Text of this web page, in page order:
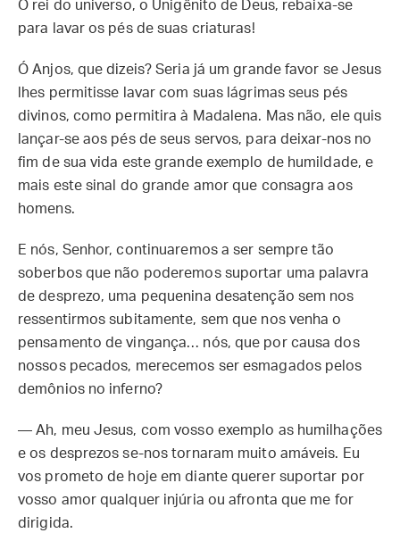
O rei do universo, o Unigênito de Deus, rebaixa-se
para lavar os pés de suas criaturas!
Ó Anjos, que dizeis? Seria já um grande favor se Jesus
lhes permitisse lavar com suas lágrimas seus pés
divinos, como permitira à Madalena. Mas não, ele quis
lançar-se aos pés de seus servos, para deixar-nos no
fim de sua vida este grande exemplo de humildade, e
mais este sinal do grande amor que consagra aos
homens.
E nós, Senhor, continuaremos a ser sempre tão
soberbos que não poderemos suportar uma palavra
de desprezo, uma pequenina desatenção sem nos
ressentirmos subitamente, sem que nos venha o
pensamento de vingança… nós, que por causa dos
nossos pecados, merecemos ser esmagados pelos
demônios no inferno?
— Ah, meu Jesus, com vosso exemplo as humilhações
e os desprezos se-nos tornaram muito amáveis. Eu
vos prometo de hoje em diante querer suportar por
vosso amor qualquer injúria ou afronta que me for
dirigida.